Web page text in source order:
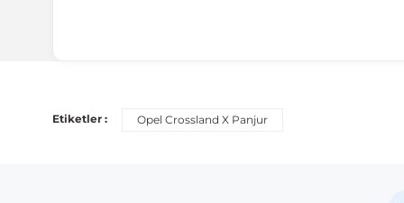
Etiketler : Opel Crossland X Panjur